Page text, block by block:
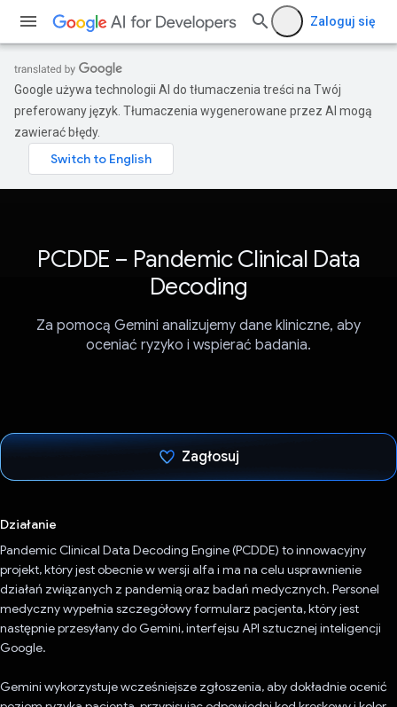
Zaloguj się
Google używa technologii AI do tłumaczenia treści na Twój
preferowany język. Tłumaczenia wygenerowane przez AI mogą
zawierać błędy.
PCDDE – Pandemic Clinical Data
Decoding
Za pomocą Gemini analizujemy dane kliniczne, aby
oceniać ryzyko i wspierać badania.
Zagłosuj
Działanie
Pandemic Clinical Data Decoding Engine (PCDDE) to innowacyjny
projekt, który jest obecnie w wersji alfa i ma na celu usprawnienie
działań związanych z pandemią oraz badań medycznych. Personel
medyczny wypełnia szczegółowy formularz pacjenta, który jest
następnie przesyłany do Gemini, interfejsu API sztucznej inteligencji
Google.
Gemini wykorzystuje wcześniejsze zgłoszenia, aby dokładnie ocenić